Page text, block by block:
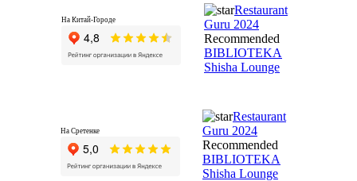
На Китай-Городе
Restaurant
Guru 2024
Recommended
BIBLIOTEKA
Shisha Lounge
На Сретенке
Restaurant
Guru 2024
Recommended
BIBLIOTEKA
Shisha Lounge